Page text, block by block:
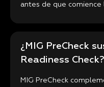
antes de que comience
¿MIG PreCheck
Readiness Check?
MIG PreCheck